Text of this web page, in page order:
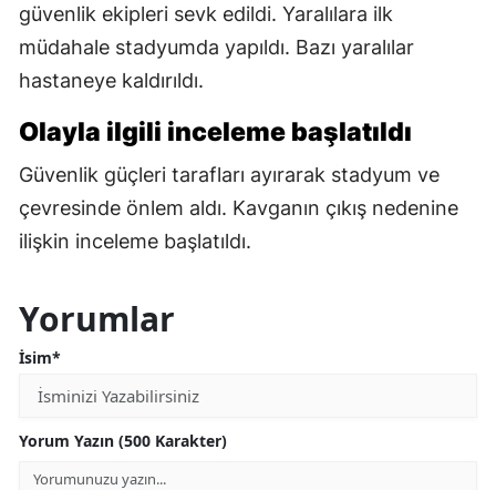
güvenlik ekipleri sevk edildi. Yaralılara ilk
müdahale stadyumda yapıldı. Bazı yaralılar
hastaneye kaldırıldı.
Olayla ilgili inceleme başlatıldı
Güvenlik güçleri tarafları ayırarak stadyum ve
çevresinde önlem aldı. Kavganın çıkış nedenine
ilişkin inceleme başlatıldı.
Yorumlar
İsim*
Yorum Yazın (500 Karakter)